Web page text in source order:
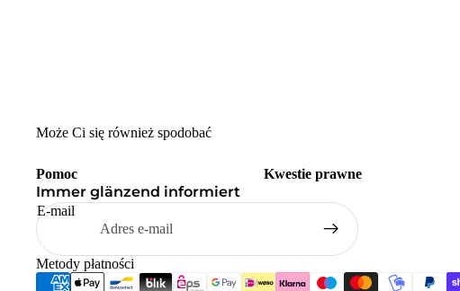
Może Ci się również spodobać
Pomoc Kwestie prawne
Immer glänzend informiert
E-mail
Metody płatności